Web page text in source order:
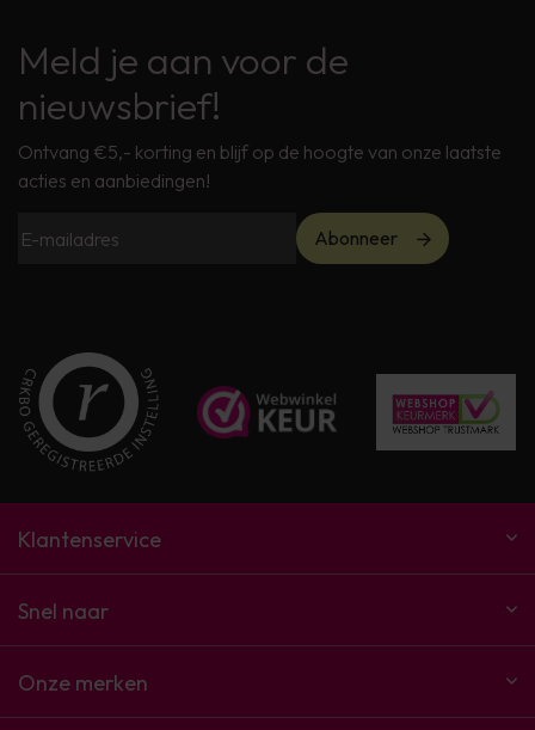
Meld je aan voor de
nieuwsbrief!
Ontvang €5,- korting en blijf op de hoogte van onze laatste
acties en aanbiedingen!
Abonneer
Klantenservice
Snel naar
Onze merken